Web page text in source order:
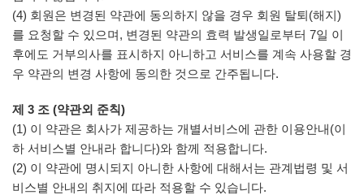
(4) 회원은 변경된 약관에 동의하지 않을 경우 회원 탈퇴(해지)
를 요청할 수 있으며, 변경된 약관의 효력 발생일로부터 7일 이
후에도 거부의사를 표시하지 아니하고 서비스를 계속 사용할 경
우 약관의 변경 사항에 동의한 것으로 간주됩니다.
제 3 조 (약관외 준칙)
(1) 이 약관은 회사가 제공하는 개별서비스에 관한 이용안내(이
하 서비스별 안내라 합니다)와 함께 적용합니다.
(2) 이 약관에 명시되지 아니한 사항에 대해서는 관계법령 및 서
비스별 안내의 취지에 따라 적용할 수 있습니다.